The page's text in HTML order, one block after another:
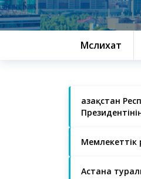
Мәслихат
Қазақстан
Мемлекеттік
Астана